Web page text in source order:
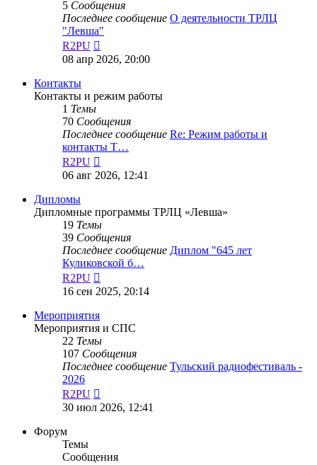
5 Сообщения
Последнее сообщение О деятельности ТРЛЦ
"Левша"
R2PU
к
08 апр 2026, 20:00
Контакты
Контакты и режим работы
1 Темы
70 Сообщения
Последнее сообщение Re: Режим работы и
контакты Т…
R2PU
к
06 авг 2026, 12:41
Дипломы
Дипломные программы ТРЛЦ «Левша»
19 Темы
39 Сообщения
Последнее сообщение Диплом "645 лет
Куликовской б…
R2PU
к
16 сен 2025, 20:14
Мероприятия
Мероприятия и СПС
22 Темы
107 Сообщения
Последнее сообщение Тульский радиофестиваль -
2026
R2PU
к
30 июл 2026, 12:41
Форум
Темы
Сообщения